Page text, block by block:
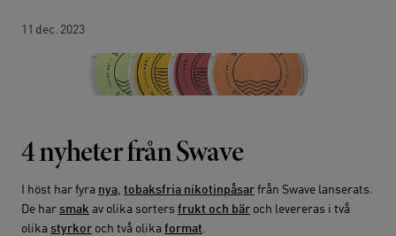
11 dec. 2023
­­4 nyheter från Swave
I höst har fyra nya, tobaksfria nikotinpåsar från Swave lanserats.
De har smak av olika sorters frukt och bär och levereras i två
olika styrkor och två olika format.